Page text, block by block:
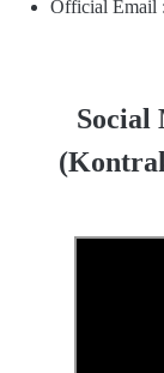
Official Email :
Social